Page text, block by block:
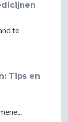
te
Tips en